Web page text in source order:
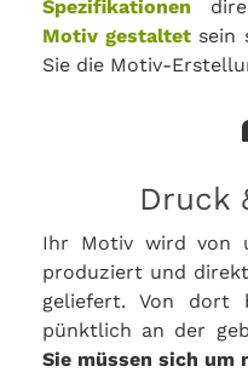
Spezifikationen
Motiv gestaltet sein
Sie die Motiv-
Druck
Ihr Motiv wird von
produziert und
geliefert. Von dort
pünktlich an der
Sie müssen sich um